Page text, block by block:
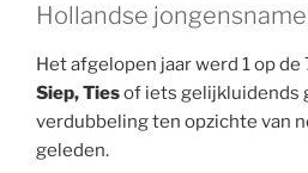
Hollandse
Het afgelopen jaar werd 1 op
Siep, Tiesof iets gelijkluidends
verdubbeling ten opzichte van
geleden.